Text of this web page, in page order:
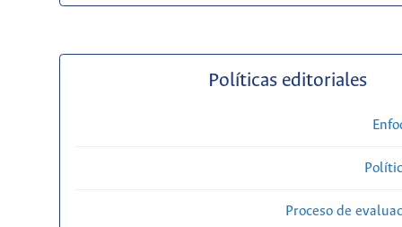
Políticas editoriales
Proceso de